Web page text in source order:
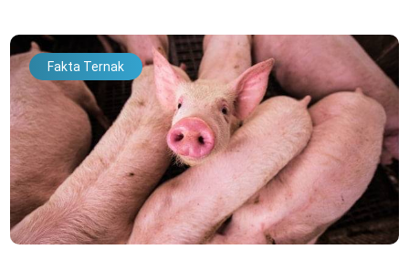
Fakta Ternak